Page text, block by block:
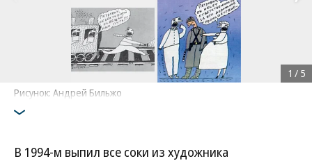
Рисунок: Андрей Бильжо
1 / 5
В 1994-м выпил все соки из художника